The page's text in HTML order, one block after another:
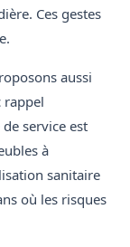
Ces gestes
aussi
rappel
service est
à
sanitaire
où les risques